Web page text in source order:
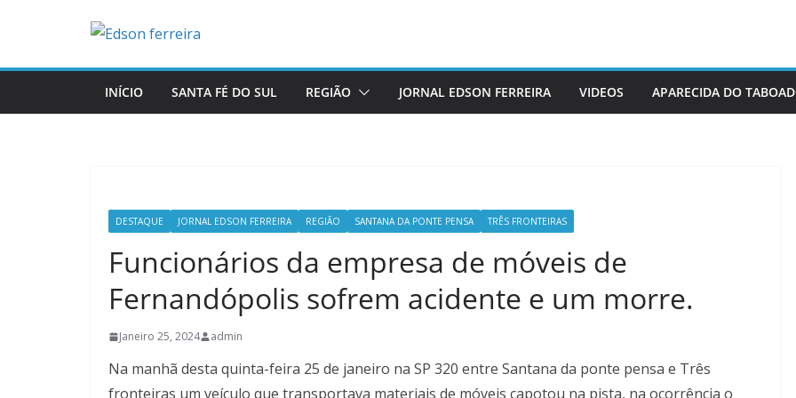
INÍCIO SANTA FÉ DO SUL REGIÃO JORNAL EDSON FERREIRA VIDEOS APARECIDA DO
DESTAQUE JORNAL EDSON FERREIRA REGIÃO SANTANA DA PONTE PENSA TRÊS FRONTEIRAS
Funcionários da empresa de móveis de
Fernandópolis sofrem acidente e um morre.
Janeiro 25, 2024 admin
Na manhã desta quinta-feira 25 de janeiro na SP 320 entre Santana da ponte pensa e Três
fronteiras um veículo que transportava materiais de móveis capotou na pista, na ocorrência o